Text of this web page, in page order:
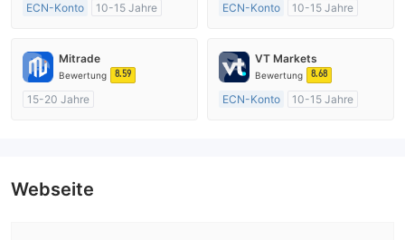
ECN-Konto
10-15 Jahre
Market Making (MM)
MT4-Volllizenz
ECN-Konto
10-15 Jahre
Market Making (MM)
MT4-Volllizenz
Mitrade
Bewertung 8.59
15-20 Jahre
VT Markets
Bewertung 8.68
ECN-Konto
10-15 Jahre
Webseite